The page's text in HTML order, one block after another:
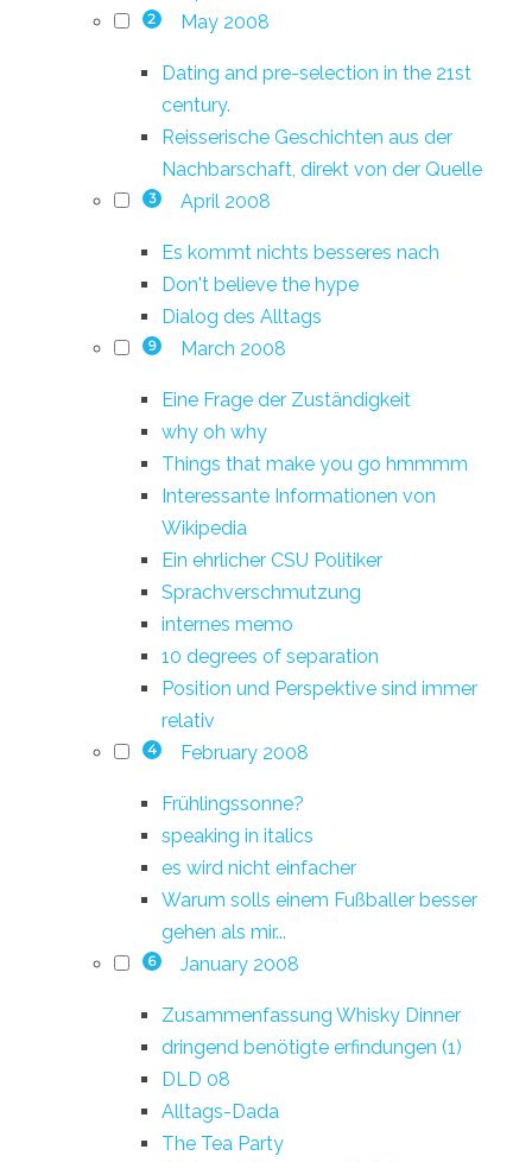
2 May 2008
Dating and pre-selection in the 21st
century.
Reisserische Geschichten aus der
Nachbarschaft, direkt von der Quelle
3 April 2008
Es kommt nichts besseres nach
Don't believe the hype
Dialog des Alltags
9 March 2008
Eine Frage der Zuständigkeit
why oh why
Things that make you go hmmmm
Interessante Informationen von
Wikipedia
Ein ehrlicher CSU Politiker
Sprachverschmutzung
internes memo
10 degrees of separation
Position und Perspektive sind immer
relativ
4 February 2008
Frühlingssonne?
speaking in italics
es wird nicht einfacher
Warum solls einem Fußballer besser
gehen als mir...
6 January 2008
Zusammenfassung Whisky Dinner
dringend benötigte erfindungen (1)
DLD 08
Alltags-Dada
The Tea Party